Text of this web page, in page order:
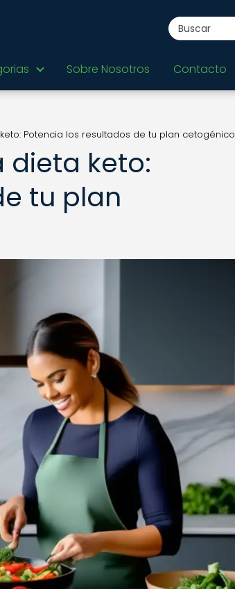
Sobre Nosotros Contacto
Potencia los resultados de tu plan cetogénico
dieta keto:
tu plan